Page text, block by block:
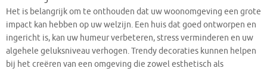
Het is belangrijk om te onthouden dat uw woonomgeving een grote
impact kan hebben op uw welzijn. Een huis dat goed ontworpen en
ingericht is, kan uw humeur verbeteren, stress verminderen en uw
algehele geluksniveau verhogen. Trendy decoraties kunnen helpen
bij het creëren van een omgeving die zowel esthetisch als